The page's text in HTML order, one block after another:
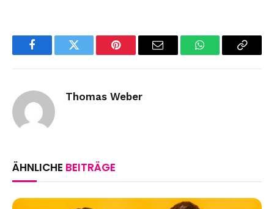
FacebookTwitter Pinterest Email WhatsAppCopy
Thomas Weber
ÄHNLICHE BEITRÄGE